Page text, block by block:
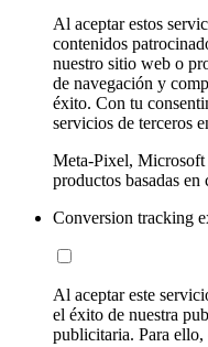
Al aceptar estos
contenidos
nuestro sitio web o
de navegación y
éxito. Con tu
servicios de terceros
Meta-Pixel, Microsoft
productos basadas
Conversion tracking
Al aceptar este
el éxito de nuestra
publicitaria. Para ello,